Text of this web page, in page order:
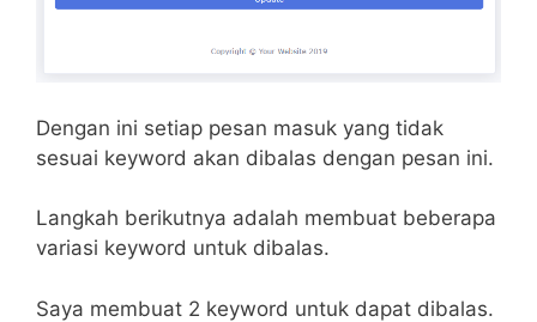
Dengan ini setiap pesan masuk yang tidak
sesuai keyword akan dibalas dengan pesan ini.
Langkah berikutnya adalah membuat beberapa
variasi keyword untuk dibalas.
Saya membuat 2 keyword untuk dapat dibalas.